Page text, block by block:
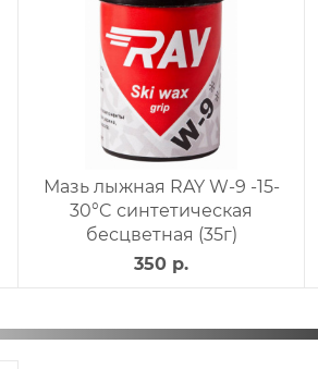
Мазь лыжная RAY W-9 -15-
30°C синтетическая
бесцветная (35г)
350 р.